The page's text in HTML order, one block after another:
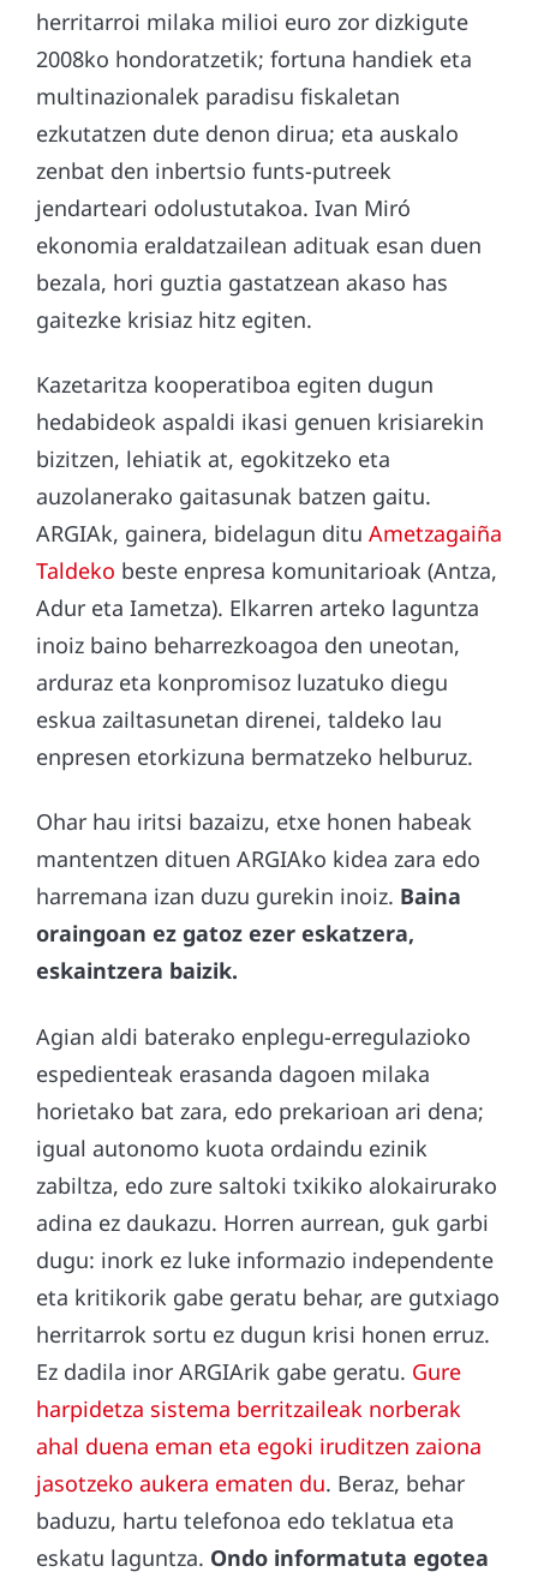
herritarroi milaka milioi euro zor dizkigute
2008ko hondoratzetik; fortuna handiek eta
multinazionalek paradisu fiskaletan
ezkutatzen dute denon dirua; eta auskalo
zenbat den inbertsio funts-putreek
jendarteari odolustutakoa. Ivan Miró
ekonomia eraldatzailean adituak esan duen
bezala, hori guztia gastatzean akaso has
gaitezke krisiaz hitz egiten.
Kazetaritza kooperatiboa egiten dugun
hedabideok aspaldi ikasi genuen krisiarekin
bizitzen, lehiatik at, egokitzeko eta
auzolanerako gaitasunak batzen gaitu.
ARGIAk, gainera, bidelagun ditu Ametzagaiña
Taldeko beste enpresa komunitarioak (Antza,
Adur eta Iametza). Elkarren arteko laguntza
inoiz baino beharrezkoagoa den uneotan,
arduraz eta konpromisoz luzatuko diegu
eskua zailtasunetan direnei, taldeko lau
enpresen etorkizuna bermatzeko helburuz.
Ohar hau iritsi bazaizu, etxe honen habeak
mantentzen dituen ARGIAko kidea zara edo
harremana izan duzu gurekin inoiz. Baina
oraingoan ez gatoz ezer eskatzera,
eskaintzera baizik.
Agian aldi baterako enplegu-erregulazioko
espedienteak erasanda dagoen milaka
horietako bat zara, edo prekarioan ari dena;
igual autonomo kuota ordaindu ezinik
zabiltza, edo zure saltoki txikiko alokairurako
adina ez daukazu. Horren aurrean, guk garbi
dugu: inork ez luke informazio independente
eta kritikorik gabe geratu behar, are gutxiago
herritarrok sortu ez dugun krisi honen erruz.
Ez dadila inor ARGIArik gabe geratu. Gure
harpidetza sistema berritzaileak norberak
ahal duena eman eta egoki iruditzen zaiona
jasotzeko aukera ematen du. Beraz, behar
baduzu, hartu telefonoa edo teklatua eta
eskatu laguntza. Ondo informatuta egotea